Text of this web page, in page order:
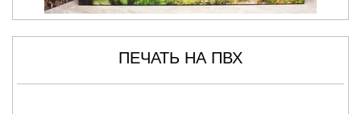
ПЕЧАТЬ НА ПВХ